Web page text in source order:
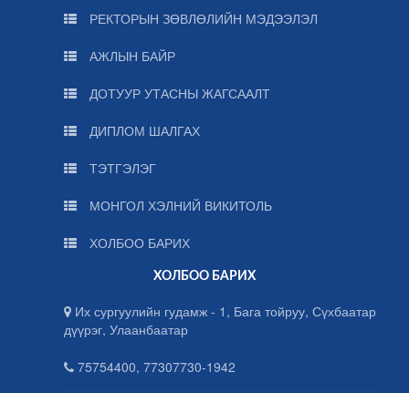
РЕКТОРЫН ЗӨВЛӨЛИЙН МЭДЭЭЛЭЛ
АЖЛЫН БАЙР
ДОТУУР УТАСНЫ ЖАГСААЛТ
ДИПЛОМ ШАЛГАХ
ТЭТГЭЛЭГ
МОНГОЛ ХЭЛНИЙ ВИКИТОЛЬ
ХОЛБОО БАРИХ
ХОЛБОО БАРИХ
Их сургуулийн гудамж - 1, Бага тойруу, Сүхбаатар
дүүрэг, Улаанбаатар
75754400, 77307730-1942